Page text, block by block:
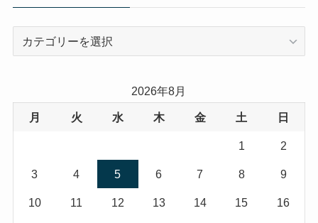
ー
2026年8月
月 火 水 木 金 土 日
1 2
3 4 5 6 7 8 9
10 11 12 13 14 15 16